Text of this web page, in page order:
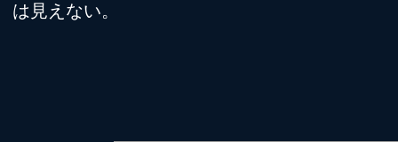
は見えない。